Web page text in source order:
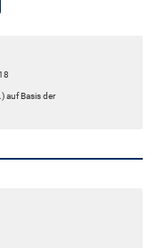
auf Basis der